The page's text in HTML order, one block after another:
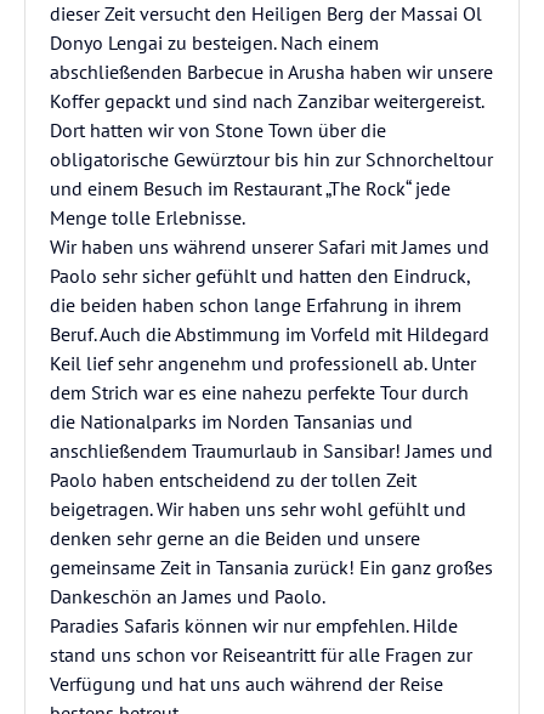
dieser Zeit versucht den Heiligen Berg der Massai Ol
Donyo Lengai zu besteigen. Nach einem
abschließenden Barbecue in Arusha haben wir unsere
Koffer gepackt und sind nach Zanzibar weitergereist.
Dort hatten wir von Stone Town über die
obligatorische Gewürztour bis hin zur Schnorcheltour
und einem Besuch im Restaurant „The Rock“ jede
Menge tolle Erlebnisse.
Wir haben uns während unserer Safari mit James und
Paolo sehr sicher gefühlt und hatten den Eindruck,
die beiden haben schon lange Erfahrung in ihrem
Beruf. Auch die Abstimmung im Vorfeld mit Hildegard
Keil lief sehr angenehm und professionell ab. Unter
dem Strich war es eine nahezu perfekte Tour durch
die Nationalparks im Norden Tansanias und
anschließendem Traumurlaub in Sansibar! James und
Paolo haben entscheidend zu der tollen Zeit
beigetragen. Wir haben uns sehr wohl gefühlt und
denken sehr gerne an die Beiden und unsere
gemeinsame Zeit in Tansania zurück! Ein ganz großes
Dankeschön an James und Paolo.
Paradies Safaris können wir nur empfehlen. Hilde
stand uns schon vor Reiseantritt für alle Fragen zur
Verfügung und hat uns auch während der Reise